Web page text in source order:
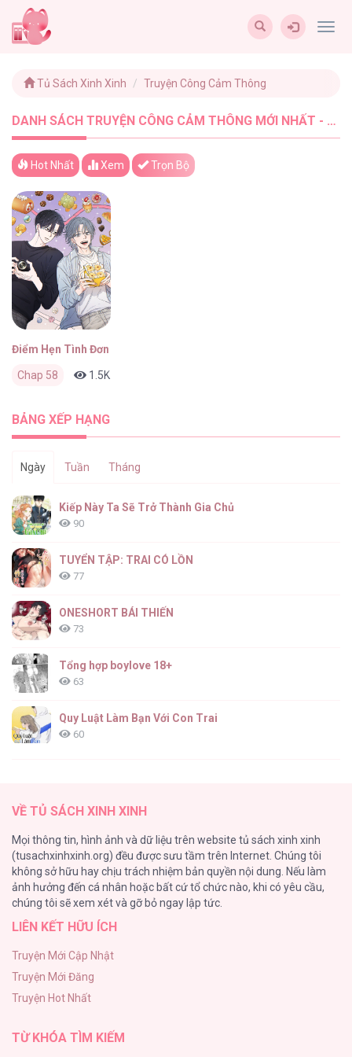
Tủ Sách Xinh Xinh Truyện Công Cảm Thông
DANH SÁCH TRUYỆN CÔNG CẢM THÔNG MỚI NHẤT - TUSACHXINHXINH (1)
Hot Nhất Xem Trọn Bộ
Điểm Hẹn Tình Đơn Phương
Chap 58 1.5K
BẢNG XẾP HẠNG
Ngày Tuần Tháng
Kiếp Này Ta Sẽ Trở Thành Gia Chủ
90
TUYỂN TẬP: TRAI CÓ LỒN
77
ONESHORT BÁI THIẾN
73
Tổng hợp boylove 18+
63
Quy Luật Làm Bạn Với Con Trai
60
50
Tuyển Tập Manhwa Ngắn Bạo Dăm
44
CẨN THẬN TRĂNG TRÒN THÁNG 3 ĐẤY
Con Tim Rung Động
41
VỀ TỦ SÁCH XINH XINH
Mọi thông tin, hình ảnh và dữ liệu trên website tủ sách xinh xinh
(tusachxinhxinh.org) đều được sưu tầm trên Internet. Chúng tôi
không sở hữu hay chịu trách nhiệm bản quyền nội dung. Nếu làm
ảnh hưởng đến cá nhân hoặc bất cứ tổ chức nào, khi có yêu cầu,
chúng tôi sẽ xem xét và gỡ bỏ ngay lập tức.
LIÊN KẾT HỮU ÍCH
Truyện Mới Cập Nhật
Truyện Mới Đăng
Truyện Hot Nhất
TỪ KHÓA TÌM KIẾM